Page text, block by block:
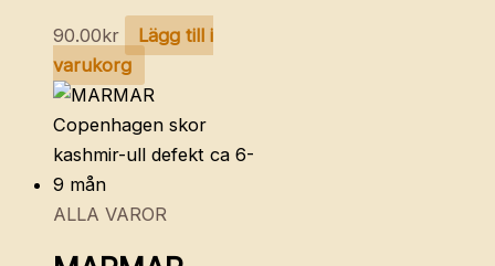
90.00kr
Lägg till i
varukorg
ALLA VAROR